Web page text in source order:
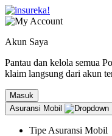
Akun Saya
Pantau dan kelola semua
klaim langsung dari akun
Masuk
Asuransi Mobil
Tipe Asuransi Mobil